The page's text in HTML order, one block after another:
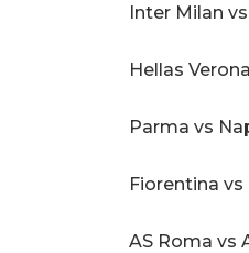
Inter Milan
Hellas
Parma vs
Fiorentina vs
AS Roma vs